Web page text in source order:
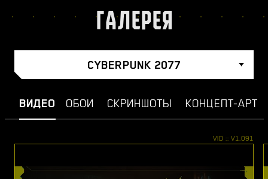
ГАЛЕРЕЯ
CYBERPUNK 2077
ВИДЕО ОБОИ СКРИНШОТЫ КОНЦЕПТ-АРТ